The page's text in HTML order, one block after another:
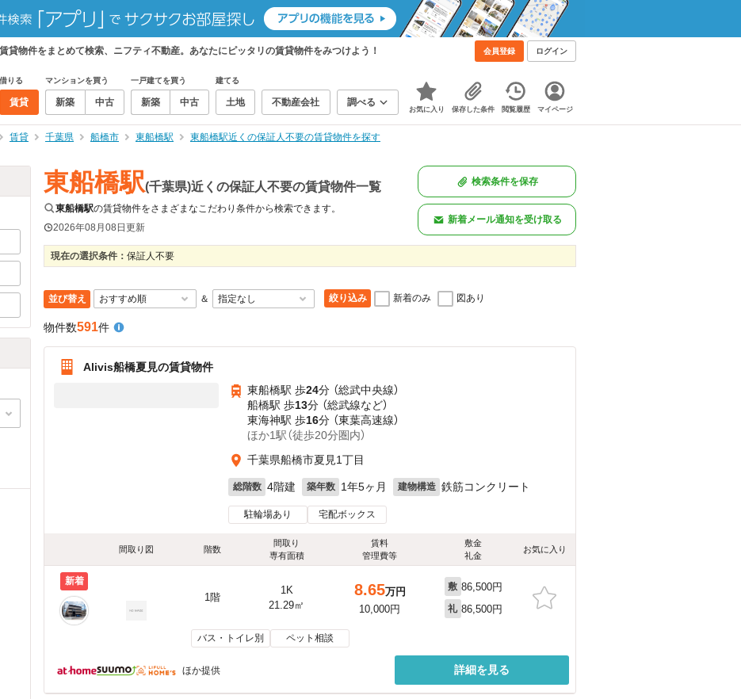
貸物件をまとめて検索、ニフティ不動産。あなたにピッタリの賃貸物件をみつけよう！ 会員登録 ログイン
借りる
賃貸
マンションを買う
新築 中古
一戸建てを買う
新築 中古
建てる
土地 不動産会社 調べる
お気に入り 保存した条件 閲覧履歴 マイページ
賃貸 千葉県 船橋市 東船橋駅 東船橋駅近くの保証人不要の賃貸物件を探す
東船橋駅(千葉県)近くの保証人不要の賃貸物件一覧
東船橋駅の賃貸物件をさまざまなこだわり条件から検索できます。
2026年08月08日更新
検索条件を保存
新着メール通知を受け取る
現在の選択条件： 保証人不要
並び替え ＆ 絞り込み 新着のみ 図あり
物件数591件
Alivis船橋夏見の賃貸物件
東船橋駅 歩24分 （総武中央線）
船橋駅 歩13分 （総武線など）
東海神駅 歩16分 （東葉高速線）
ほか1駅（徒歩20分圏内）
千葉県船橋市夏見1丁目
総階数 4階建 築年数 1年5ヶ月 建物構造 鉄筋コンクリート
駐輪場あり 宅配ボックス
間取り図 階数
間取り
専有面積
賃料
管理費等
敷金
礼金
お気に入り
新着
1階
1K
21.29㎡
8.65万円
10,000円
敷 86,500円
礼 86,500円
バス・トイレ別 ペット相談
ほか提供 詳細を見る